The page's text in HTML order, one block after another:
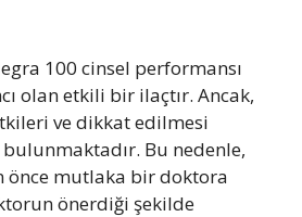
100 cinsel performansı
olan etkili bir ilaçtır. Ancak,
ve dikkat edilmesi
Bu nedenle,
önce mutlaka bir doktora
önerdiği şekilde